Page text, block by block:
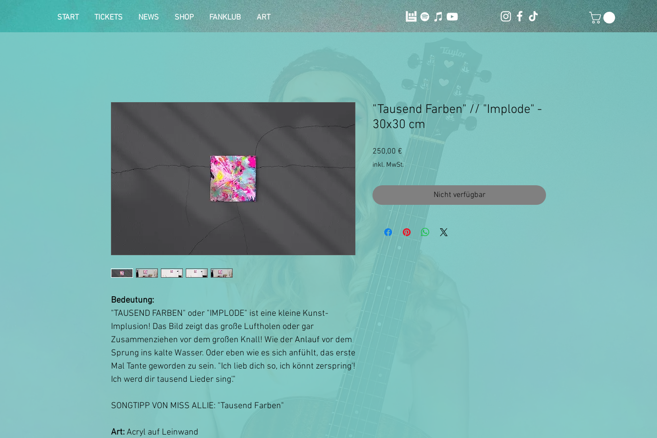
START TICKETS NEWS SHOP FANKLUB ART
Bedeutung:
"TAUSEND FARBEN" oder "IMPLODE" ist eine kleine Kunst-
Implusion! Das Bild zeigt das große Luftholen oder gar
Zusammenziehen vor dem großen Knall! Wie der Anlauf vor dem
Sprung ins kalte Wasser. Oder eben wie es sich anfühlt, das erste
Mal Tante geworden zu sein. "Ich lieb dich so, ich könnt zerspring'!
Ich werd dir tausend Lieder sing'."
SONGTIPP VON MISS ALLIE: "Tausend Farben"
Art:Acryl auf Leinwand
"Tausend Farben" // "Implode" -
30x30 cm
250,00 €
inkl. MwSt.
Nicht verfügbar